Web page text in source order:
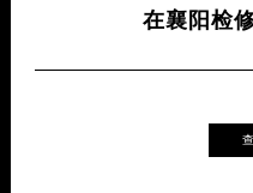
在襄阳检